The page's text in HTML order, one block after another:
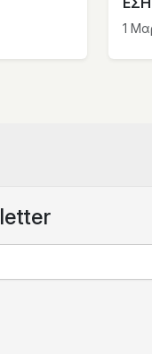
1